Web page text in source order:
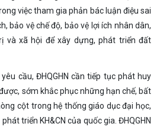
việc tham gia phản bác luận điệu sai
bảo vệ chế độ, bảo vệ lợi ích nhân dân,
và xã hội để xây dựng, phát triển đất
cầu, ĐHQGHN cần tiếp tục phát huy
sớm khắc phục những hạn chế, bất
cột trong hệ thống giáo dục đại học,
triển KH&CN của quốc gia. ĐHQGHN